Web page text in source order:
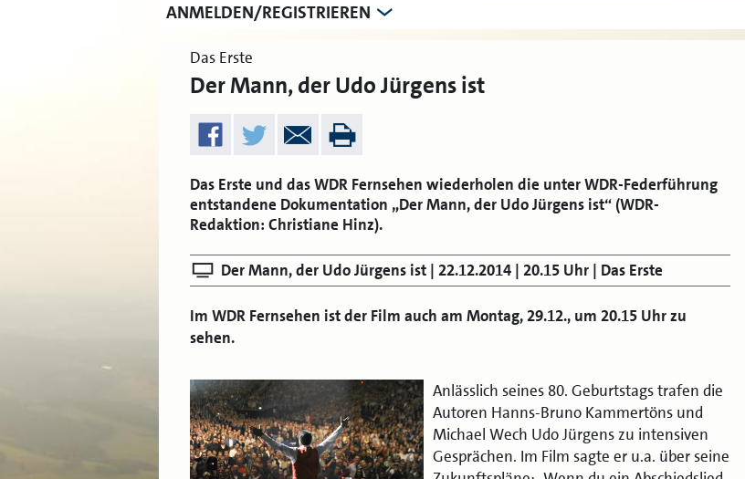
ANMELDEN/REGISTRIEREN
Das Erste
Der Mann, der Udo Jürgens ist
Das Erste und das WDR Fernsehen wiederholen die unter WDR-Federführung
entstandene Dokumentation „Der Mann, der Udo Jürgens ist“ (WDR-
Redaktion: Christiane Hinz).
Der Mann, der Udo Jürgens ist | 22.12.2014 | 20.15 Uhr | Das Erste
Im WDR Fernsehen ist der Film auch am Montag, 29.12., um 20.15 Uhr zu
sehen.
Anlässlich seines 80. Geburtstags trafen die
Autoren Hanns-Bruno Kammertöns und
Michael Wech Udo Jürgens zu intensiven
Gesprächen. Im Film sagte er u.a. über seine